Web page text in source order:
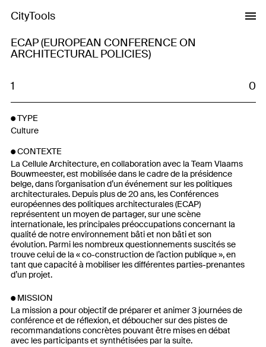
CityTools
ECAP (EUROPEAN CONFERENCE ON
ARCHITECTURAL POLICIES)
1 0
TYPE
Culture
CONTEXTE
La Cellule Architecture, en collaboration avec la Team Vlaams
Bouwmeester, est mobilisée dans le cadre de la présidence
belge, dans l’organisation d’un événement sur les politiques
architecturales. Depuis plus de 20 ans, les Conférences
européennes des politiques architecturales (ECAP)
représentent un moyen de partager, sur une scène
internationale, les principales préoccupations concernant la
qualité de notre environnement bâti et non bâti et son
évolution. Parmi les nombreux questionnements suscités se
trouve celui de la « co-construction de l’action publique », en
tant que capacité à mobiliser les différentes parties-prenantes
d’un projet.
MISSION
La mission a pour objectif de préparer et animer 3 journées de
conférence et de réflexion, et déboucher sur des pistes de
recommandations concrètes pouvant être mises en débat
avec les participants et synthétisées par la suite.